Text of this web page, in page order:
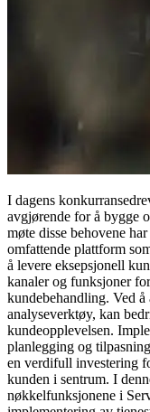
I dagens
avgjørende for å bygge
møte disse behovene
omfattende plattform
å levere eksepsjonell
kanaler og funksjoner
kundebehandling. Ved
analyseverktøy, kan
kundeopplevelsen.
planlegging og
en verdifull investering
kunden i sentrum. I
nøkkelfunksjonene i